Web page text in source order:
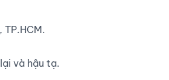
và hậu tạ.